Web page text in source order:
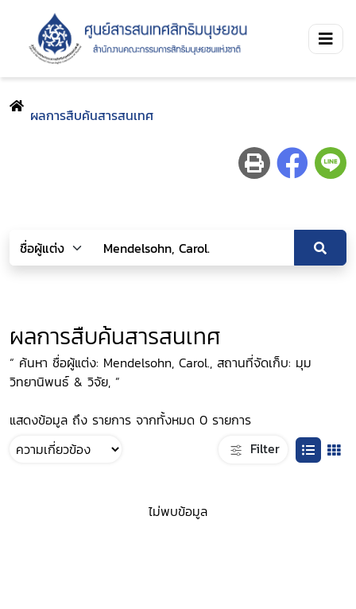
ผลการสืบค้นสารสนเทศ
ผลการสืบค้นสารสนเทศ
“ ค้นหา ชื่อผู้แต่ง: Mendelsohn, Carol., สถานที่จัดเก็บ: มุม
วิทยานิพนธ์ & วิจัย, ”
แสดงข้อมูล ถึง รายการ จากทั้งหมด 0 รายการ
Filter
ไม่พบข้อมูล